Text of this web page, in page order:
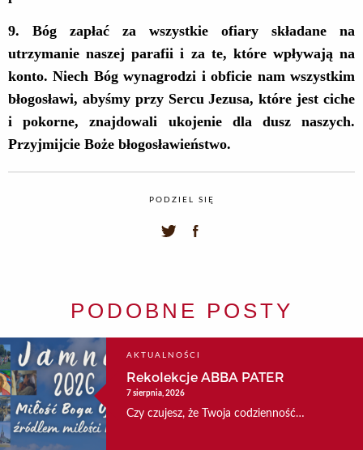
9. Bóg zapłać za wszystkie ofiary składane na
utrzymanie naszej parafii i za te, które wpływają na
konto. Niech Bóg wynagrodzi i obficie nam wszystkim
błogosławi, abyśmy przy Sercu Jezusa, które jest ciche
i pokorne, znajdowali ukojenie dla dusz naszych.
Przyjmijcie Boże błogosławieństwo.
PODZIEL SIĘ
PODOBNE POSTY
AKTUALNOŚCI
Rekolekcje ABBA PATER
7 sierpnia, 2026
Czy czujesz, że Twoja codzienność…